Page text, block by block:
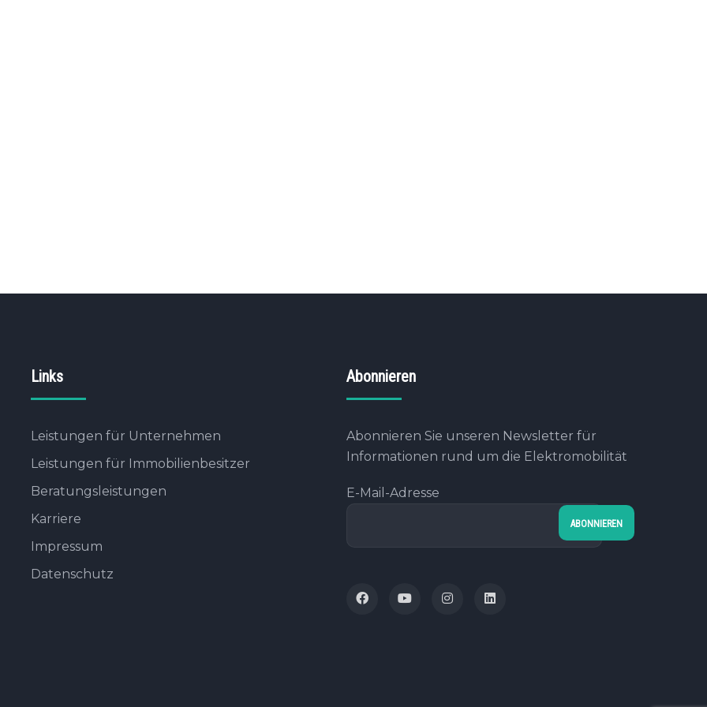
Links
Leistungen für Unternehmen
Leistungen für Immobilienbesitzer
Beratungsleistungen
Karriere
Impressum
Datenschutz
Abonnieren
Abonnieren Sie unseren Newsletter für
Informationen rund um die Elektromobilität
E-Mail-Adresse